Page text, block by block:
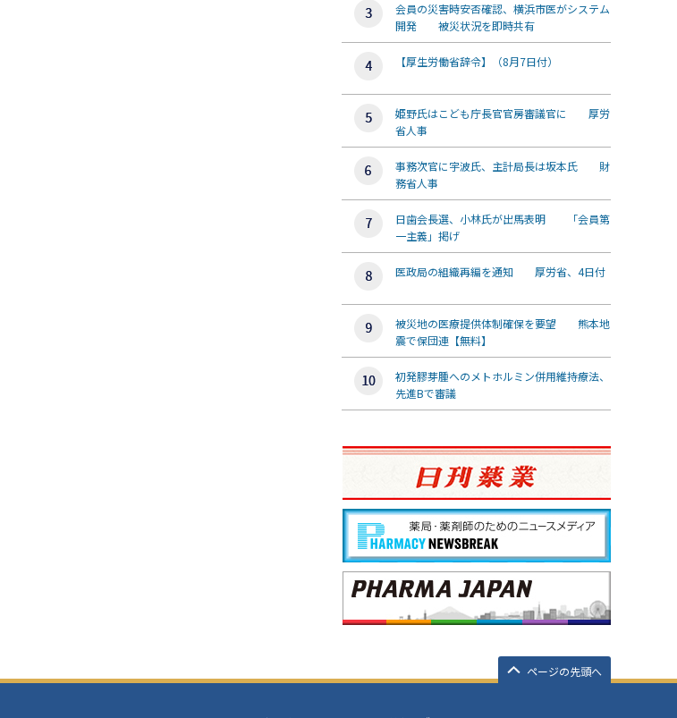
会員の災害時安否確認、横浜市医がシステム
開発 被災状況を即時共有
【厚生労働省辞令】（8月7日付）
姫野氏はこども庁長官官房審議官に 厚労
省人事
事務次官に宇波氏、主計局長は坂本氏 財
務省人事
日歯会長選、小林氏が出馬表明 「会員第
一主義」掲げ
医政局の組織再編を通知 厚労省、4日付
被災地の医療提供体制確保を要望 熊本地
震で保団連【無料】
初発膠芽腫へのメトホルミン併用維持療法、
先進Bで審議
ページの先頭へ